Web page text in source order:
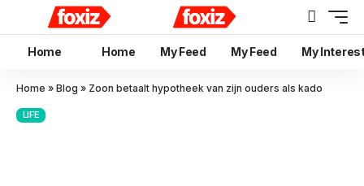
Home Home My Feed My Feed My
Home » Blog » Zoon betaalt hypotheek van zijn ouders als kado
LIFE